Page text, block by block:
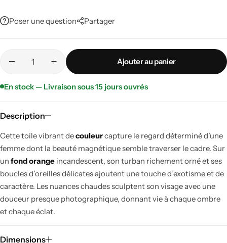
Poser une question Partager
Ajouter au panier
En stock — Livraison sous 15 jours ouvrés
Description
Cette toile vibrant decouleurcapture le regard déterminé d’une
femme dont la beauté magnétique semble traverser le cadre. Sur
un fond orange incandescent, son turban richement orné et ses
boucles d’oreilles délicates ajoutent une touche d’exotisme et de
caractère. Les nuances chaudes sculptent son visage avec une
douceur presque photographique, donnant vie à chaque ombre
et chaque éclat.
Dimensions